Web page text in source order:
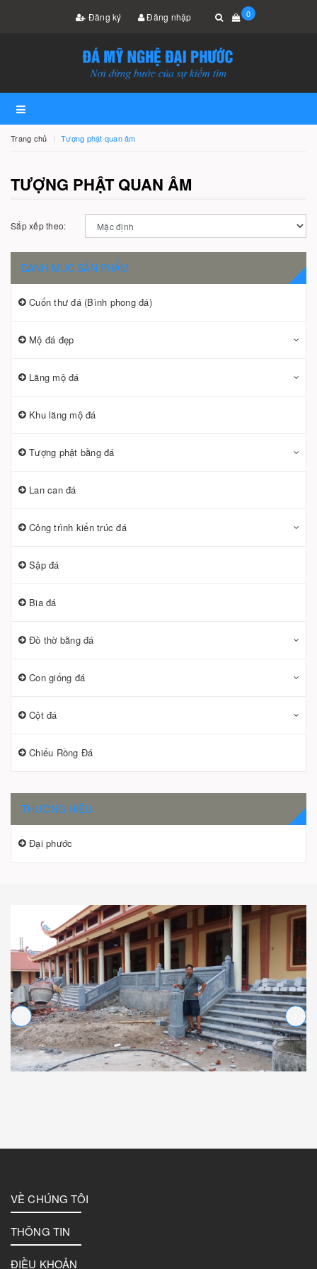
Đăng ký Đăng nhập 0
Trang chủ Tượng phật quan âm
TƯỢNG PHẬT QUAN ÂM
Sắp xếp theo:
DANH MỤC SẢN PHẨM
Cuốn thư đá (Bình phong đá)
Mộ đá đẹp
Lăng mộ đá
Khu lăng mộ đá
Tượng phật bằng đá
Lan can đá
Công trình kiến trúc đá
Sập đá
Bia đá
Đồ thờ bằng đá
Con giống đá
Cột đá
Chiếu Rồng Đá
THƯƠNG HIỆU
Đại phước
VỀ CHÚNG TÔI
THÔNG TIN
ĐIỀU KHOẢN